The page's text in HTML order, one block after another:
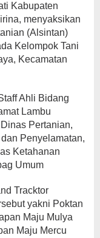
Kabupaten
menyaksikan
(Alsintan)
Kelompok Tani
Kecamatan
Ahli Bidang
Lambu
Pertanian,
Penyelamatan,
Ketahanan
Umum
Tracktor
yakni Poktan
Maju Mulya
Maju Mercu